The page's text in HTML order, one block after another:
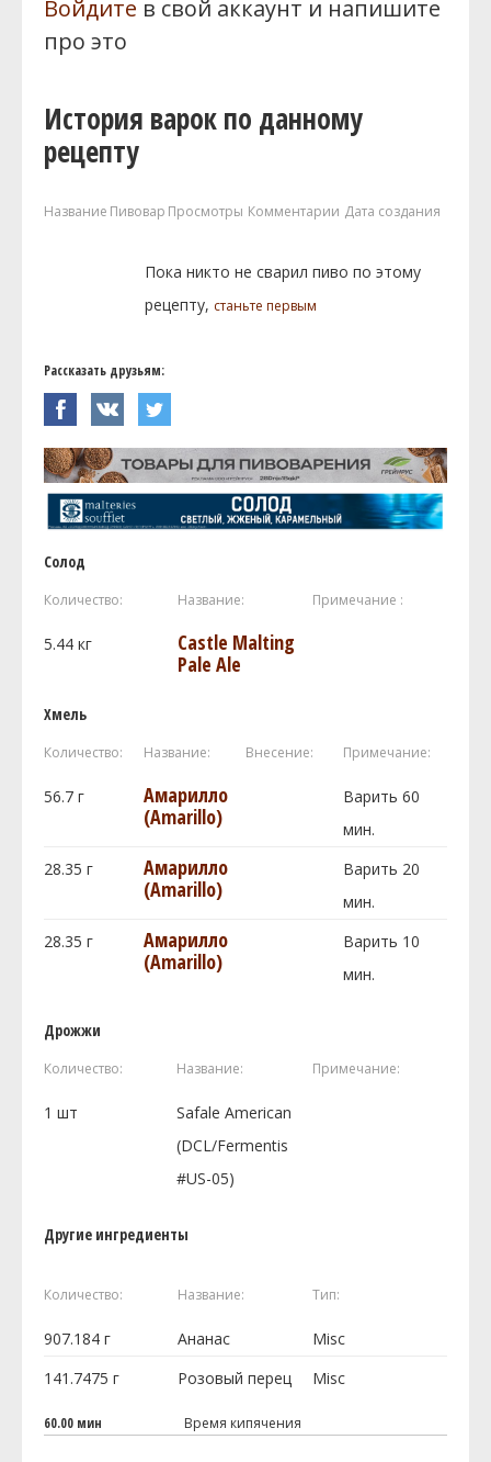
Войдите в свой аккаунт и напишите
про это
История варок по данному
рецепту
Название Пивовар Просмотры Комментарии Дата создания
Пока никто не сварил пиво по этому
рецепту, станьте первым
Рассказать друзьям:
Солод
Количество: Название: Примечание :
5.44 кг
Castle Malting
Pale Ale
Хмель
Количество: Название: Внесение: Примечание:
56.7 г
Амарилло
(Amarillo)
Варить 60
мин.
28.35 г
Амарилло
(Amarillo)
Варить 20
мин.
28.35 г
Амарилло
(Amarillo)
Варить 10
мин.
Дрожжи
Количество: Название: Примечание:
1 шт
Safale American
(DCL/Fermentis
#US-05)
Другие ингредиенты
Количество: Название: Тип:
907.184 г Ананас
Misc
141.7475 г Розовый перец Misc
60.00 мин Время кипячения